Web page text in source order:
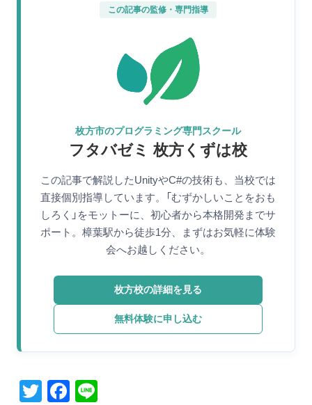
この記事の監修・専門指導
枚方市のプログラミング専門スクール
フタバゼミ 枚方くずは校
この記事で解説したUnityやC#の技術も、当校では
直接個別指導しています。「むずかしいことをおも
しろく」をモットーに、初心者から本格開発までサ
ポート。樟葉駅から徒歩1分、まずはお気軽に体験
会へお越しください。
枚方校の詳細を見る
無料体験に申し込む
T
F